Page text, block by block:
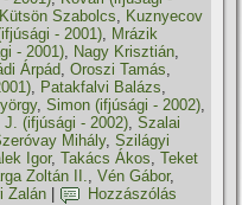
Kütsön Szabolcs, Kuznyecov
- 2001), Mrázik
- 2001), Nagy Krisztián,
Árpád,Oroszi Tamás,
, Patakfalvi Balázs,
,Simon (ifjúsági - 2002),
J. (ifjúsági - 2002),Szalai
Mihály,Szilágyi
Igor,Takács Ákos,Teket
Zoltán II.,Vén Gábor,
Zalán
Hozzászólás